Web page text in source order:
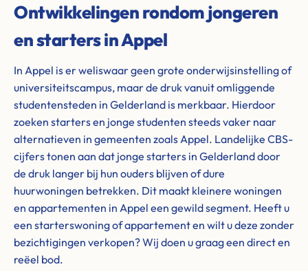
Ontwikkelingen rondom jongeren
en starters in Appel
In Appel is er weliswaar geen grote onderwijsinstelling of
universiteitscampus, maar de druk vanuit omliggende
studentensteden in Gelderland is merkbaar. Hierdoor
zoeken starters en jonge studenten steeds vaker naar
alternatieven in gemeenten zoals Appel. Landelijke CBS-
cijfers tonen aan dat jonge starters in Gelderland door
de druk langer bij hun ouders blijven of dure
huurwoningen betrekken. Dit maakt kleinere woningen
en appartementen in Appel een gewild segment. Heeft u
een starterswoning of appartement en wilt u deze zonder
bezichtigingen verkopen? Wij doen u graag een direct en
reëel bod.